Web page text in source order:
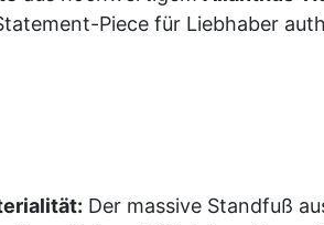
Piece für Liebhaber
Der massive Standfuß